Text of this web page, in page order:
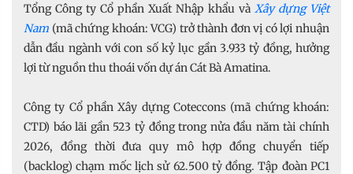
Tổng Công ty Cổ phần Xuất Nhập khẩu và Xây dựng Việt
Nam (mã chứng khoán: VCG) trở thành đơn vị có lợi nhuận
dẫn đầu ngành với con số kỷ lục gần 3.933 tỷ đồng, hưởng
lợi từ nguồn thu thoái vốn dự án Cát Bà Amatina.
Công ty Cổ phần Xây dựng Coteccons (mã chứng khoán:
CTD) báo lãi gần 523 tỷ đồng trong nửa đầu năm tài chính
2026, đồng thời đưa quy mô hợp đồng chuyển tiếp
(backlog) chạm mốc lịch sử 62.500 tỷ đồng. Tập đoàn PC1